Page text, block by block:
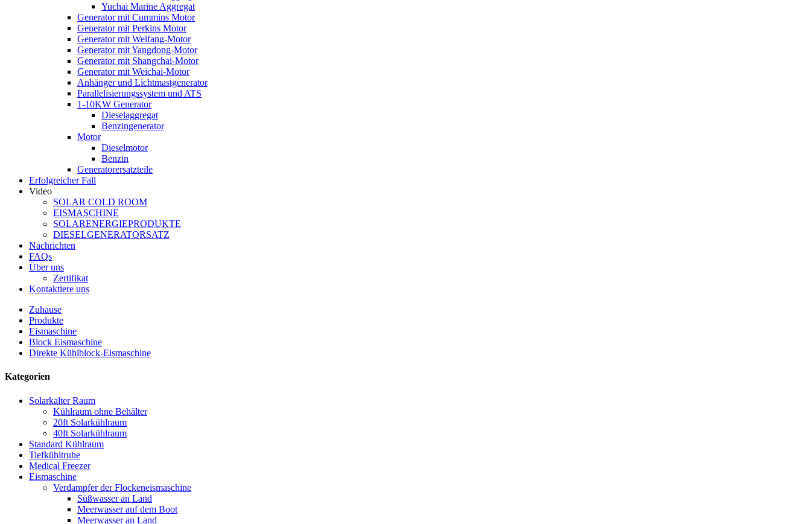
Yuchai Marine Aggregat
Generator mit Cummins Motor
Generator mit Perkins Motor
Generator mit Weifang-Motor
Generator mit Yangdong-Motor
Generator mit Shangchai-Motor
Generator mit Weichai-Motor
Anhänger und Lichtmastgenerator
Parallelisierungssystem und ATS
1-10KW Generator
Dieselaggregat
Benzingenerator
Motor
Dieselmotor
Benzin
Generatorersatzteile
Erfolgreicher Fall
Video
SOLAR COLD ROOM
EISMASCHINE
SOLARENERGIEPRODUKTE
DIESELGENERATORSATZ
Nachrichten
FAQs
Über uns
Zertifikat
Kontaktiere uns
Zuhause
Produkte
Eismaschine
Block Eismaschine
Direkte Kühlblock-Eismaschine
Kategorien
Solarkalter Raum
Kühlraum ohne Behälter
20ft Solarkühlraum
40ft Solarkühlraum
Standard Kühlraum
Tiefkühltruhe
Medical Freezer
Eismaschine
Verdampfer der Flockeneismaschine
Süßwasser an Land
Meerwasser auf dem Boot
Meerwasser an Land